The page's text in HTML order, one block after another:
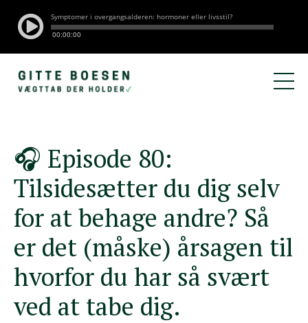
🎧 Episode 80:
Tilsidesætter du dig selv
for at behage andre? Så
er det (måske) årsagen til
hvorfor du har så svært
ved at tabe dig.